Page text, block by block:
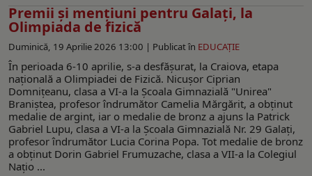
Premii și mențiuni pentru Galați, la
Olimpiada de fizică
Duminică, 19 Aprilie 2026 13:00 | Publicat în EDUCAŢIE
În perioada 6-10 aprilie, s-a desfășurat, la Craiova, etapa
națională a Olimpiadei de Fizică. Nicușor Ciprian
Domnițeanu, clasa a VI-a la Școala Gimnazială "Unirea"
Braniștea, profesor îndrumător Camelia Mărgărit, a obţinut
medalie de argint, iar o medalie de bronz a ajuns la Patrick
Gabriel Lupu, clasa a VI-a la Școala Gimnazială Nr. 29 Galați,
profesor îndrumător Lucia Corina Popa. Tot medalie de bronz
a obținut Dorin Gabriel Frumuzache, clasa a VII-a la Colegiul
Națio ...